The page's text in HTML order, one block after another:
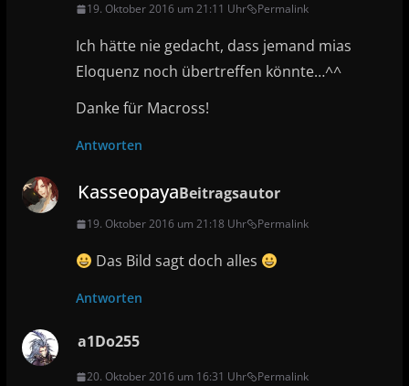
19. Oktober 2016 um 21:11 Uhr Permalink
Ich hätte nie gedacht, dass jemand mias
Eloquenz noch übertreffen könnte…^^
Danke für Macross!
Antworten
KasseopayaBeitragsautor
19. Oktober 2016 um 21:18 Uhr Permalink
Das Bild sagt doch alles
Antworten
a1Do255
20. Oktober 2016 um 16:31 Uhr Permalink